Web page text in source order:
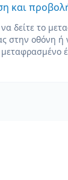
και
δείτε το
στην οθόνη ή
μεταφρασμένο